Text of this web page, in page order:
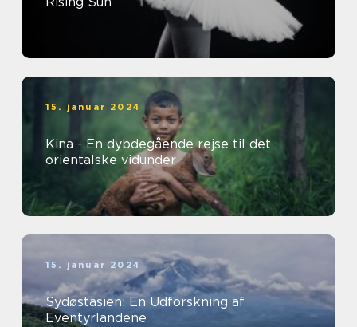
15. januar 2024
Kina - En dybdegående rejse til det
orientalske vidunder
15. januar 2024
Sydøstasien: En Udforskning af
Eventyrlandene